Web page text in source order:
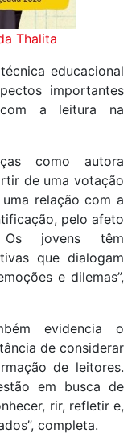
Thalita
educacional
importantes
a leitura na
como autora
de uma votação
relação com a
pelo afeto
Os jovens têm
que dialogam
e dilemas”,
evidencia o
de considerar
de leitores.
em busca de
rir, refletir e,
completa.